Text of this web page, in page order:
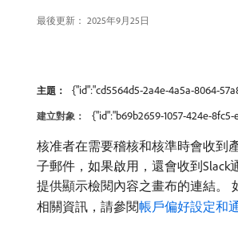
最後更新： 2025年9月25日
主題： {"id":"cd5564d5-2a4e-4a5a-8064-
建立對象： {"id":"b69b2659-1057-424e-8fc5-
核准者在需要稽核和核準時會收到
子郵件，如果啟用，還會收到Slack
提供顯示檢閱內容之畫布的連結。
相關資訊，請參閱帳戶偏好設定和